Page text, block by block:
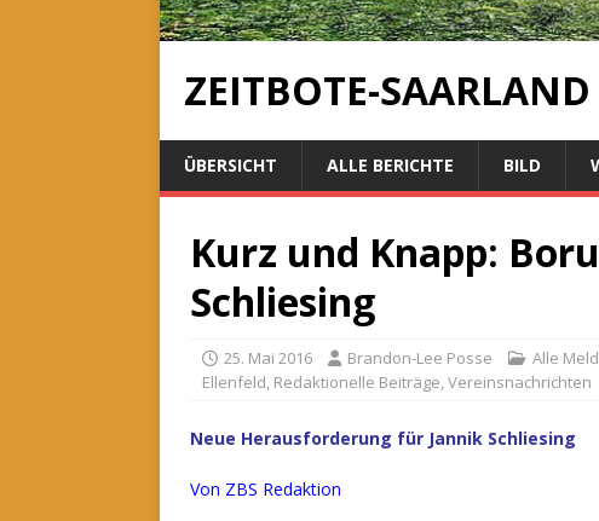
ZEITBOTE-
ÜBERSICHT ALLE BERICHTE BILD
Kurz und Knapp:
Schliesing
25. Mai 2016 Brandon-Lee Posse Alle
Ellenfeld, Redaktionelle Beiträge,Vereinsnachrichten
Neue Herausforderung für Jannik Schliesing
Von ZBS Redaktion